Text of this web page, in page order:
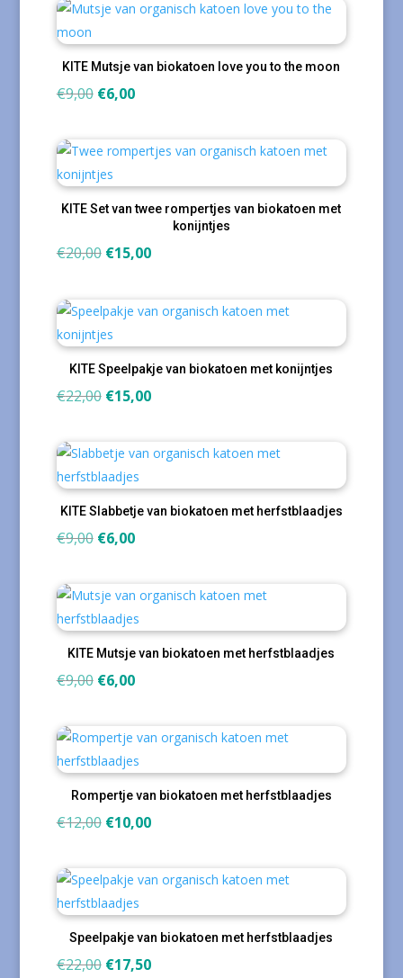
€8,00.
KITE Mutsje van biokatoen love you to the moon
€9,00 Oorspronkelijke
€9,00.
€6,00Huidige
€6,00.
KITE Set van twee rompertjes van biokatoen met
konijntjes
€20,00 Oorspronkelijke
€20,00.
€15,00Huidige
€15,00.
KITE Speelpakje van biokatoen met konijntjes
€22,00 Oorspronkelijke
€22,00.
€15,00Huidige
€15,00.
KITE Slabbetje van biokatoen met herfstblaadjes
€9,00 Oorspronkelijke
€9,00.
€6,00Huidige
€6,00.
KITE Mutsje van biokatoen met herfstblaadjes
€9,00 Oorspronkelijke
€9,00.
€6,00Huidige
Rompertje van biokatoen met herfstblaadjes
€12,00 Oorspronkelijke
€12,00.
€10,00Huidige
€10,00.
Speelpakje van biokatoen met herfstblaadjes
€22,00 Oorspronkelijke
€17,50Huidige